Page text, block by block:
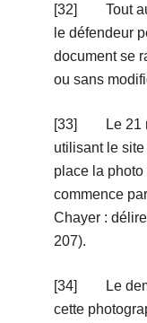
[32] Tout au
le défendeur
document se
ou sans
[33] Le 21
utilisant le
place la photo
commence
Chayer :
207).
[34] Le
cette